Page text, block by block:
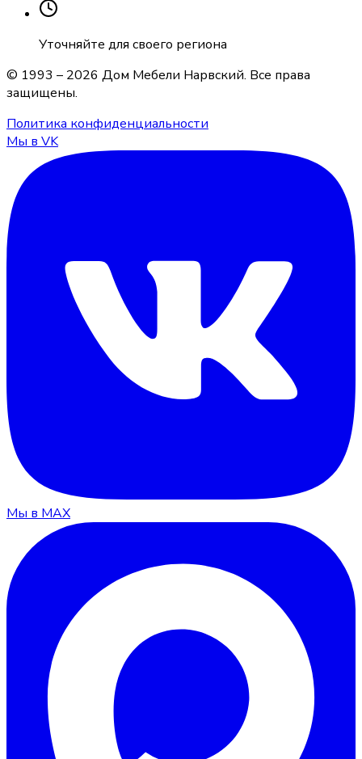
Уточняйте для своего региона
© 1993 – 2026 Дом Мебели Нарвский. Все права
защищены.
Политика конфиденциальности
Мы в VK
Мы в MAX